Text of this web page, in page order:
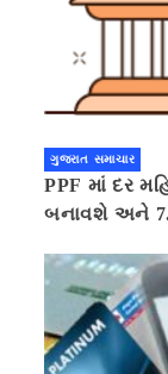
ગુજરાત સમાચાર
PPF માં દર
બનાવશે અને